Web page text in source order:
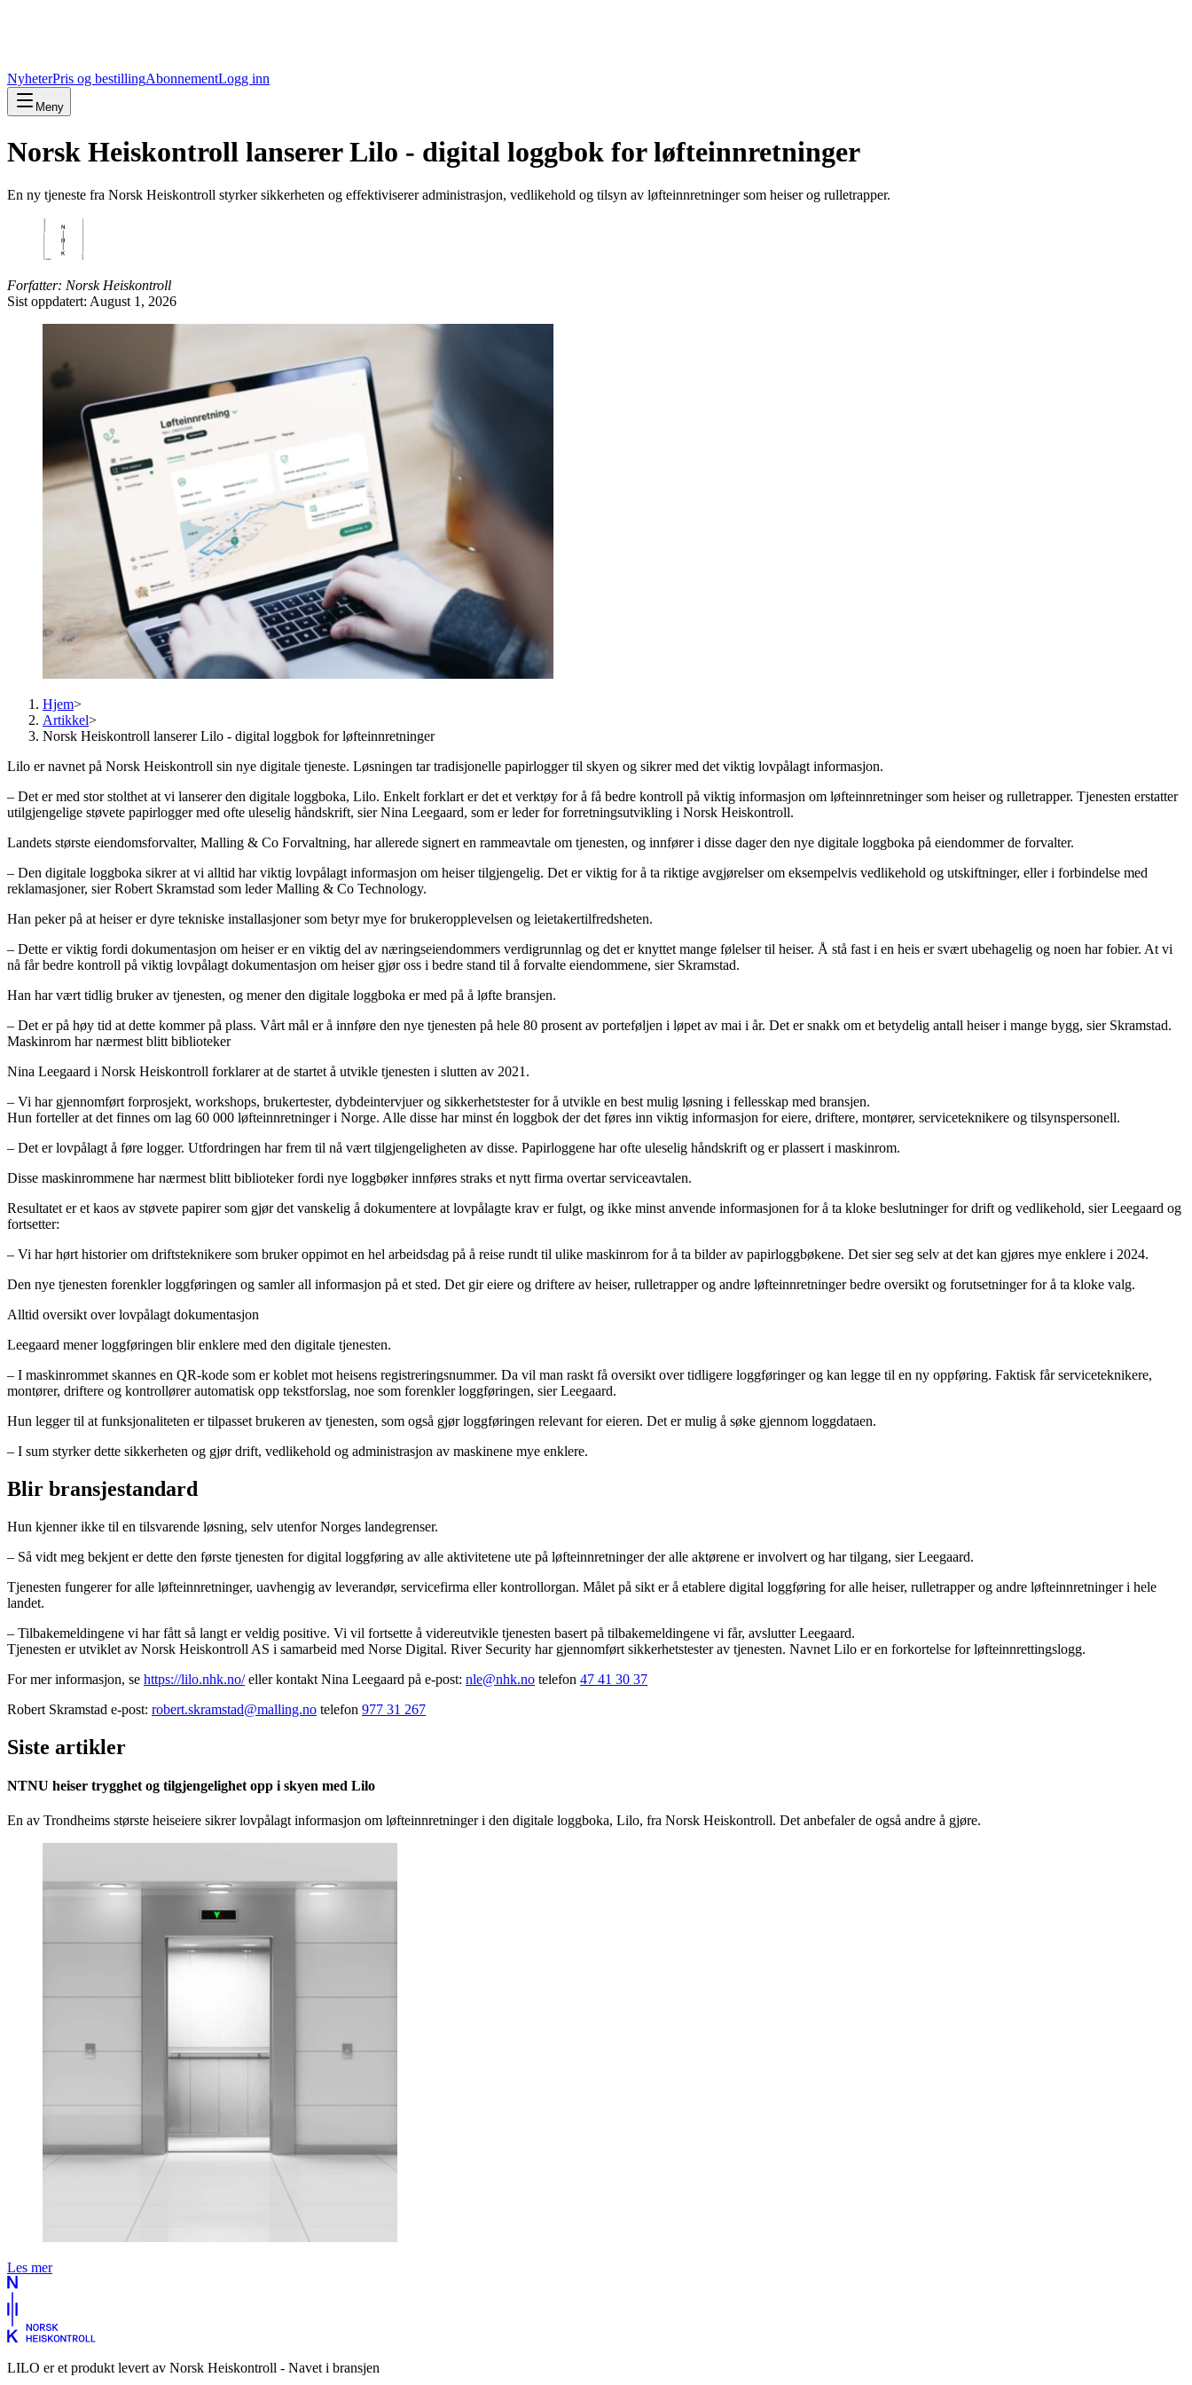
NyheterPris og bestillingAbonnementLogg inn
Meny
Norsk Heiskontroll lanserer Lilo - digital loggbok for løfteinnretninger
En ny tjeneste fra Norsk Heiskontroll styrker sikkerheten og effektiviserer administrasjon, vedlikehold og tilsyn av løfteinnretninger som heiser og rulletrapper.
Forfatter: Norsk Heiskontroll
Sist oppdatert: August 1, 2026
Hjem>
Artikkel>
Norsk Heiskontroll lanserer Lilo - digital loggbok for løfteinnretninger
Lilo er navnet på Norsk Heiskontroll sin nye digitale tjeneste. Løsningen tar tradisjonelle papirlogger til skyen og sikrer med det viktig lovpålagt informasjon.
– Det er med stor stolthet at vi lanserer den digitale loggboka, Lilo. Enkelt forklart er det et verktøy for å få bedre kontroll på viktig informasjon om løfteinnretninger som heiser og rulletrapper. Tjenesten erstatter
utilgjengelige støvete papirlogger med ofte uleselig håndskrift, sier Nina Leegaard, som er leder for forretningsutvikling i Norsk Heiskontroll.
Landets største eiendomsforvalter, Malling & Co Forvaltning, har allerede signert en rammeavtale om tjenesten, og innfører i disse dager den nye digitale loggboka på eiendommer de forvalter.
– Den digitale loggboka sikrer at vi alltid har viktig lovpålagt informasjon om heiser tilgjengelig. Det er viktig for å ta riktige avgjørelser om eksempelvis vedlikehold og utskiftninger, eller i forbindelse med
reklamasjoner, sier Robert Skramstad som leder Malling & Co Technology.
Han peker på at heiser er dyre tekniske installasjoner som betyr mye for brukeropplevelsen og leietakertilfredsheten.
– Dette er viktig fordi dokumentasjon om heiser er en viktig del av næringseiendommers verdigrunnlag og det er knyttet mange følelser til heiser. Å stå fast i en heis er svært ubehagelig og noen har fobier. At vi
nå får bedre kontroll på viktig lovpålagt dokumentasjon om heiser gjør oss i bedre stand til å forvalte eiendommene, sier Skramstad.
Han har vært tidlig bruker av tjenesten, og mener den digitale loggboka er med på å løfte bransjen.
– Det er på høy tid at dette kommer på plass. Vårt mål er å innføre den nye tjenesten på hele 80 prosent av porteføljen i løpet av mai i år. Det er snakk om et betydelig antall heiser i mange bygg, sier Skramstad.
Maskinrom har nærmest blitt biblioteker
Nina Leegaard i Norsk Heiskontroll forklarer at de startet å utvikle tjenesten i slutten av 2021.
– Vi har gjennomført forprosjekt, workshops, brukertester, dybdeintervjuer og sikkerhetstester for å utvikle en best mulig løsning i fellesskap med bransjen.
Hun forteller at det finnes om lag 60 000 løfteinnretninger i Norge. Alle disse har minst én loggbok der det føres inn viktig informasjon for eiere, driftere, montører, serviceteknikere og tilsynspersonell.
– Det er lovpålagt å føre logger. Utfordringen har frem til nå vært tilgjengeligheten av disse. Papirloggene har ofte uleselig håndskrift og er plassert i maskinrom.
Disse maskinrommene har nærmest blitt biblioteker fordi nye loggbøker innføres straks et nytt firma overtar serviceavtalen.
Resultatet er et kaos av støvete papirer som gjør det vanskelig å dokumentere at lovpålagte krav er fulgt, og ikke minst anvende informasjonen for å ta kloke beslutninger for drift og vedlikehold, sier Leegaard og
fortsetter:
– Vi har hørt historier om driftsteknikere som bruker oppimot en hel arbeidsdag på å reise rundt til ulike maskinrom for å ta bilder av papirloggbøkene. Det sier seg selv at det kan gjøres mye enklere i 2024.
Den nye tjenesten forenkler loggføringen og samler all informasjon på et sted. Det gir eiere og driftere av heiser, rulletrapper og andre løfteinnretninger bedre oversikt og forutsetninger for å ta kloke valg.
Alltid oversikt over lovpålagt dokumentasjon
Leegaard mener loggføringen blir enklere med den digitale tjenesten.
– I maskinrommet skannes en QR-kode som er koblet mot heisens registreringsnummer. Da vil man raskt få oversikt over tidligere loggføringer og kan legge til en ny oppføring. Faktisk får serviceteknikere,
montører, driftere og kontrollører automatisk opp tekstforslag, noe som forenkler loggføringen, sier Leegaard.
Hun legger til at funksjonaliteten er tilpasset brukeren av tjenesten, som også gjør loggføringen relevant for eieren. Det er mulig å søke gjennom loggdataen.
– I sum styrker dette sikkerheten og gjør drift, vedlikehold og administrasjon av maskinene mye enklere.
Blir bransjestandard
Hun kjenner ikke til en tilsvarende løsning, selv utenfor Norges landegrenser.
– Så vidt meg bekjent er dette den første tjenesten for digital loggføring av alle aktivitetene ute på løfteinnretninger der alle aktørene er involvert og har tilgang, sier Leegaard.
Tjenesten fungerer for alle løfteinnretninger, uavhengig av leverandør, servicefirma eller kontrollorgan. Målet på sikt er å etablere digital loggføring for alle heiser, rulletrapper og andre løfteinnretninger i hele
landet.
– Tilbakemeldingene vi har fått så langt er veldig positive. Vi vil fortsette å videreutvikle tjenesten basert på tilbakemeldingene vi får, avslutter Leegaard.
Tjenesten er utviklet av Norsk Heiskontroll AS i samarbeid med Norse Digital. River Security har gjennomført sikkerhetstester av tjenesten. Navnet Lilo er en forkortelse for løfteinnrettingslogg.
For mer informasjon, se https://lilo.nhk.no/eller kontakt Nina Leegaard på e-post: nle@nhk.no telefon 47 41 30 37
Robert Skramstad e-post: robert.skramstad@malling.no telefon 977 31 267
Siste artikler
NTNU heiser trygghet og tilgjengelighet opp i skyen med Lilo
En av Trondheims største heiseiere sikrer lovpålagt informasjon om løfteinnretninger i den digitale loggboka, Lilo, fra Norsk Heiskontroll. Det anbefaler de også andre å gjøre.
Les mer
LILO er et produkt levert av Norsk Heiskontroll - Navet i bransjen